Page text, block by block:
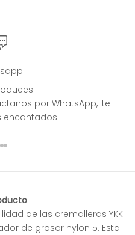
por WhatsApp, ¡te
encantados!
artículo 1
al artículo 2
Ir al artículo 3
Ir al artículo 4
de las cremalleras YKK
de grosor nylon 5. Esta